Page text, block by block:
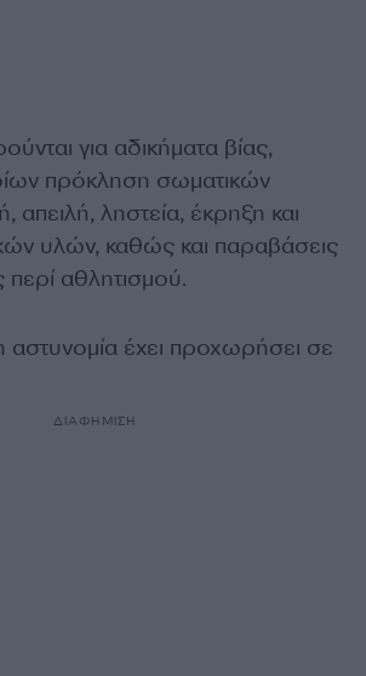
για αδικήματα βίας,
πρόκληση σωματικών
ληστεία, έκρηξη και
υλών, καθώς και παραβάσεις
αθλητισμού.
αστυνομία έχει προχωρήσει σε
ΔΙΑΦΗΜΙΣΗ